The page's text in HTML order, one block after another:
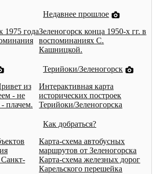
года
Недавнее прошлое
Зеленогорск конца 1950-х гг. в
воспоминаниях С.
Кашницкой.
из
- не
плачем.
Терийоки/Зеленогорск
Интерактивная карта
исторических построек
Терийоки/Зеленогорска
Как добраться?
Карта-схема автобусных
маршрутов от Зеленогорска
Карта-схема железных дорог
Карельского перешейка